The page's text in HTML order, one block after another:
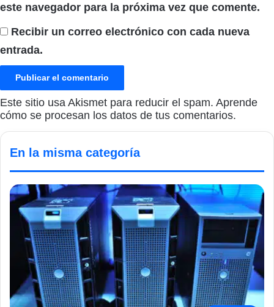
este navegador para la próxima vez que comente.
Recibir un correo electrónico con cada nueva
entrada.
Este sitio usa Akismet para reducir el spam. Aprende
cómo se procesan los datos de tus comentarios.
En la misma categoría